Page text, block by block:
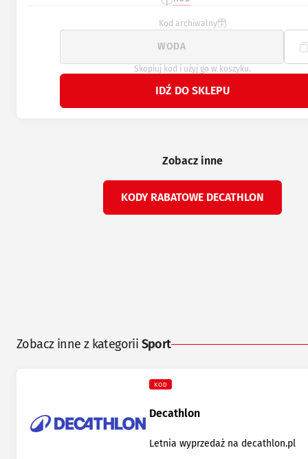
Kod archiwalny
Skopiuj kod i użyj go w koszyku.
IDŹ DO SKLEPU
Zobacz inne
KODY RABATOWE DECATHLON
Zobacz inne z kategorii Sport
KOD
Decathlon
Letnia wyprzedaż na decathlon.pl